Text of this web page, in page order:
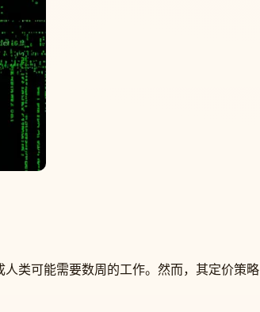
类可能需要数周的工作。然而，其定价策略